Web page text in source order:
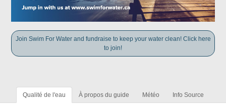
Join Swim For Water and fundraise to keep your water clean! Click here
to join!
Qualité de l'eau À propos du guide Météo Info Source